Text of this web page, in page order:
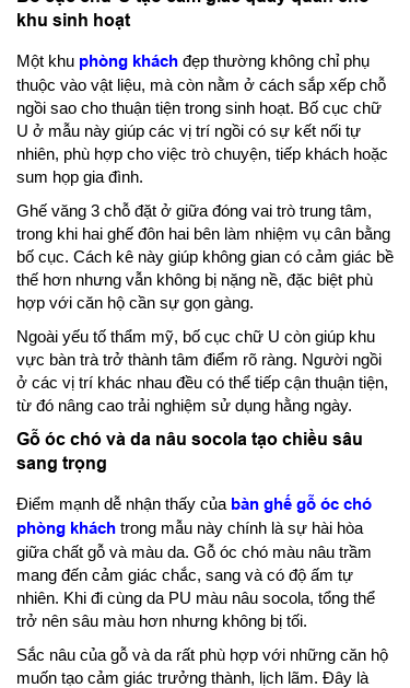
khu sinh hoạt
Một khu phòng khách đẹp thường không chỉ phụ
thuộc vào vật liệu, mà còn nằm ở cách sắp xếp chỗ
ngồi sao cho thuận tiện trong sinh hoạt. Bố cục chữ
U ở mẫu này giúp các vị trí ngồi có sự kết nối tự
nhiên, phù hợp cho việc trò chuyện, tiếp khách hoặc
sum họp gia đình.
Ghế văng 3 chỗ đặt ở giữa đóng vai trò trung tâm,
trong khi hai ghế đôn hai bên làm nhiệm vụ cân bằng
bố cục. Cách kê này giúp không gian có cảm giác bề
thế hơn nhưng vẫn không bị nặng nề, đặc biệt phù
hợp với căn hộ cần sự gọn gàng.
Ngoài yếu tố thẩm mỹ, bố cục chữ U còn giúp khu
vực bàn trà trở thành tâm điểm rõ ràng. Người ngồi
ở các vị trí khác nhau đều có thể tiếp cận thuận tiện,
từ đó nâng cao trải nghiệm sử dụng hằng ngày.
Gỗ óc chó và da nâu socola tạo chiều sâu
sang trọng
Điểm mạnh dễ nhận thấy của bàn ghế gỗ óc chó
phòng khách trong mẫu này chính là sự hài hòa
giữa chất gỗ và màu da. Gỗ óc chó màu nâu trầm
mang đến cảm giác chắc, sang và có độ ấm tự
nhiên. Khi đi cùng da PU màu nâu socola, tổng thể
trở nên sâu màu hơn nhưng không bị tối.
Sắc nâu của gỗ và da rất phù hợp với những căn hộ
muốn tạo cảm giác trưởng thành, lịch lãm. Đây là